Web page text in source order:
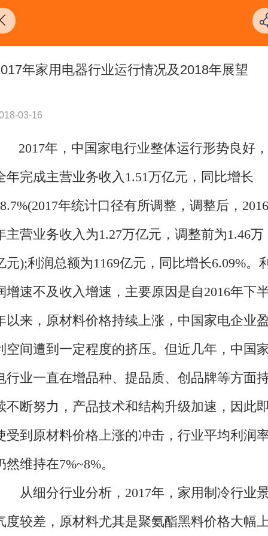
年家用电器行业运行情况及2018年展望
03-16
年，中国家电行业整体运行形势良好，
年完成主营业务收入1.51万亿元，同比增长
年统计口径有所调整，调整后，2016
主营业务收入为1.27万亿元，调整前为1.46万
元);利润总额为1169亿元，同比增长6.09%。利
增速不及收入增速，主要原因是自2016年下
以来，原材料价格持续上涨，中国家电企业盈
空间遭到一定程度的挤压。但近几年，中国
行业一直在增品种、提品质、创品牌等方面
不断努力，产品技术和结构升级加速，因此即
受到原材料价格上涨的冲击，行业平均利润
然维持在7%~8%。
细分行业分析，2017年，家用制冷行业
度较差，原材料尤其是聚氨酯黑料价格大幅